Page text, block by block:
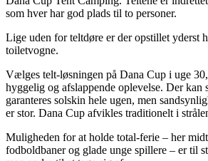
som hver har god plads til to personer.
Lige uden for teltdøre er der opstillet yderst
toiletvogne.
Vælges telt-løsningen på Dana Cup i uge
hyggelig og afslappende oplevelse. Der
garanteres solskin hele ugen, men
er stor. Dana Cup afvikles traditionelt i
Muligheden for at holde total-ferie – her
fodboldbaner og glade unge spillere – er til